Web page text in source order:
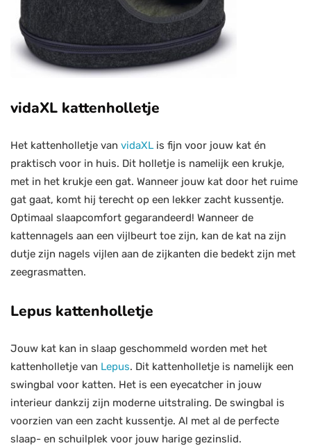
vidaXL kattenholletje
Het kattenholletje van vidaXL is fijn voor jouw kat én
praktisch voor in huis. Dit holletje is namelijk een krukje,
met in het krukje een gat. Wanneer jouw kat door het ruime
gat gaat, komt hij terecht op een lekker zacht kussentje.
Optimaal slaapcomfort gegarandeerd! Wanneer de
kattennagels aan een vijlbeurt toe zijn, kan de kat na zijn
dutje zijn nagels vijlen aan de zijkanten die bedekt zijn met
zeegrasmatten.
Lepus kattenholletje
Jouw kat kan in slaap geschommeld worden met het
kattenholletje van Lepus. Dit kattenholletje is namelijk een
swingbal voor katten. Het is een eyecatcher in jouw
interieur dankzij zijn moderne uitstraling. De swingbal is
voorzien van een zacht kussentje. Al met al de perfecte
slaap- en schuilplek voor jouw harige gezinslid.